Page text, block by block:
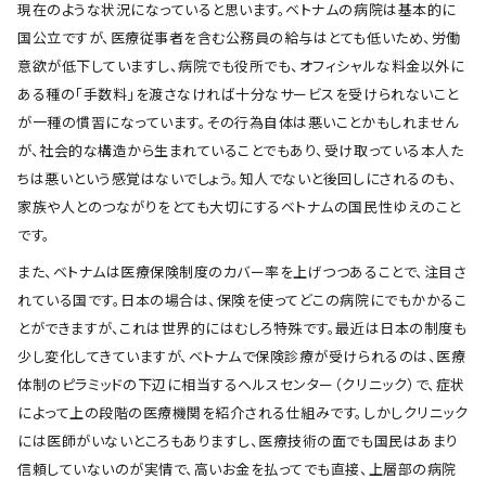
現在のような状況になっていると思います。ベトナムの病院は基本的に
国公立ですが、医療従事者を含む公務員の給与はとても低いため、労働
意欲が低下していますし、病院でも役所でも、オフィシャルな料金以外に
ある種の「手数料」を渡さなければ十分なサービスを受けられないこと
が一種の慣習になっています。その行為自体は悪いことかもしれません
が、社会的な構造から生まれていることでもあり、受け取っている本人た
ちは悪いという感覚はないでしょう。知人でないと後回しにされるのも、
家族や人とのつながりをとても大切にするベトナムの国民性ゆえのこと
です。
また、ベトナムは医療保険制度のカバー率を上げつつあることで、注目さ
れている国です。日本の場合は、保険を使ってどこの病院にでもかかるこ
とができますが、これは世界的にはむしろ特殊です。最近は日本の制度も
少し変化してきていますが、ベトナムで保険診療が受けられるのは、医療
体制のピラミッドの下辺に相当するヘルスセンター（クリニック）で、症状
によって上の段階の医療機関を紹介される仕組みです。しかしクリニック
には医師がいないところもありますし、医療技術の面でも国民はあまり
信頼していないのが実情で、高いお金を払ってでも直接、上層部の病院